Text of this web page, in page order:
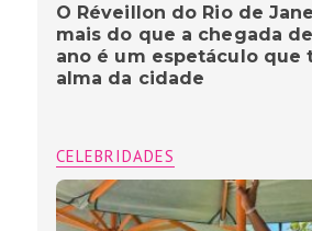
O Réveillon do Rio de
mais do que a chegada
ano é um espetáculo que
alma da cidade
CELEBRIDADES